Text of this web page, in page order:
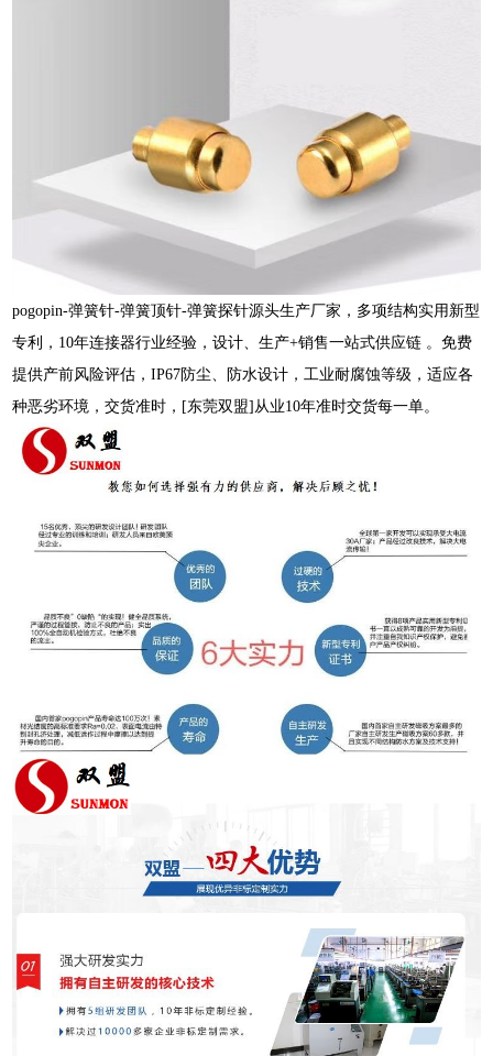
pogopin-弹簧针-弹簧顶针-弹簧探针源头生产厂家，多项结构实用新型
专利，10年连接器行业经验，设计、生产+销售一站式供应链 。免费
提供产前风险评估，IP67防尘、防水设计，工业耐腐蚀等级，适应各
种恶劣环境，交货准时，[东莞双盟]从业10年准时交货每一单。